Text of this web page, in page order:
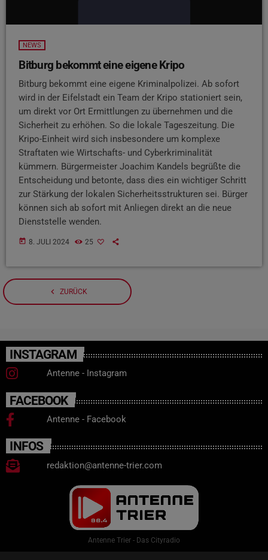
NEWS
Bitburg bekommt eine eigene Kripo
Bitburg bekommt eine eigene Kriminalpolizei. Ab sofort
wird in der Eifelstadt ein Team der Kripo stationiert sein,
um direkt vor Ort Ermittlungen zu übernehmen und die
Sicherheit zu erhöhen. So die lokale Tageszeitung. Die
Kripo-Einheit wird sich insbesondere um komplexe
Straftaten wie Wirtschafts- und Cyberkriminalität
kümmern. Bürgermeister Joachim Kandels begrüßte die
Entscheidung und betonte, dass dies ein wichtiger Schritt
zur Stärkung der lokalen Sicherheitsstrukturen sei. Bürger
können sich ab sofort mit Anliegen direkt an die neue
Dienststelle wenden.
today 8. JULI 2024 25
navigate_before ZURÜCK
INSTAGRAM
Antenne - Instagram
FACEBOOK
Antenne - Facebook
INFOS
redaktion@antenne-trier.com
Antenne Trier - Das Cityradio